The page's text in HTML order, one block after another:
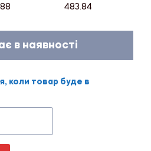
483.84
в наявності
коли товар буде в